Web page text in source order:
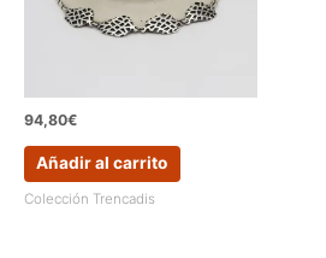
94,80€
Añadir al carrito
Colección Trencadis